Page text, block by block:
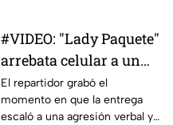
Monterrey.
#VIDEO: "Lady Paquete"
arrebata celular a un
repartidor tras
discusión.
El repartidor grabó el
momento en que la entrega
escaló a una agresión verbal y